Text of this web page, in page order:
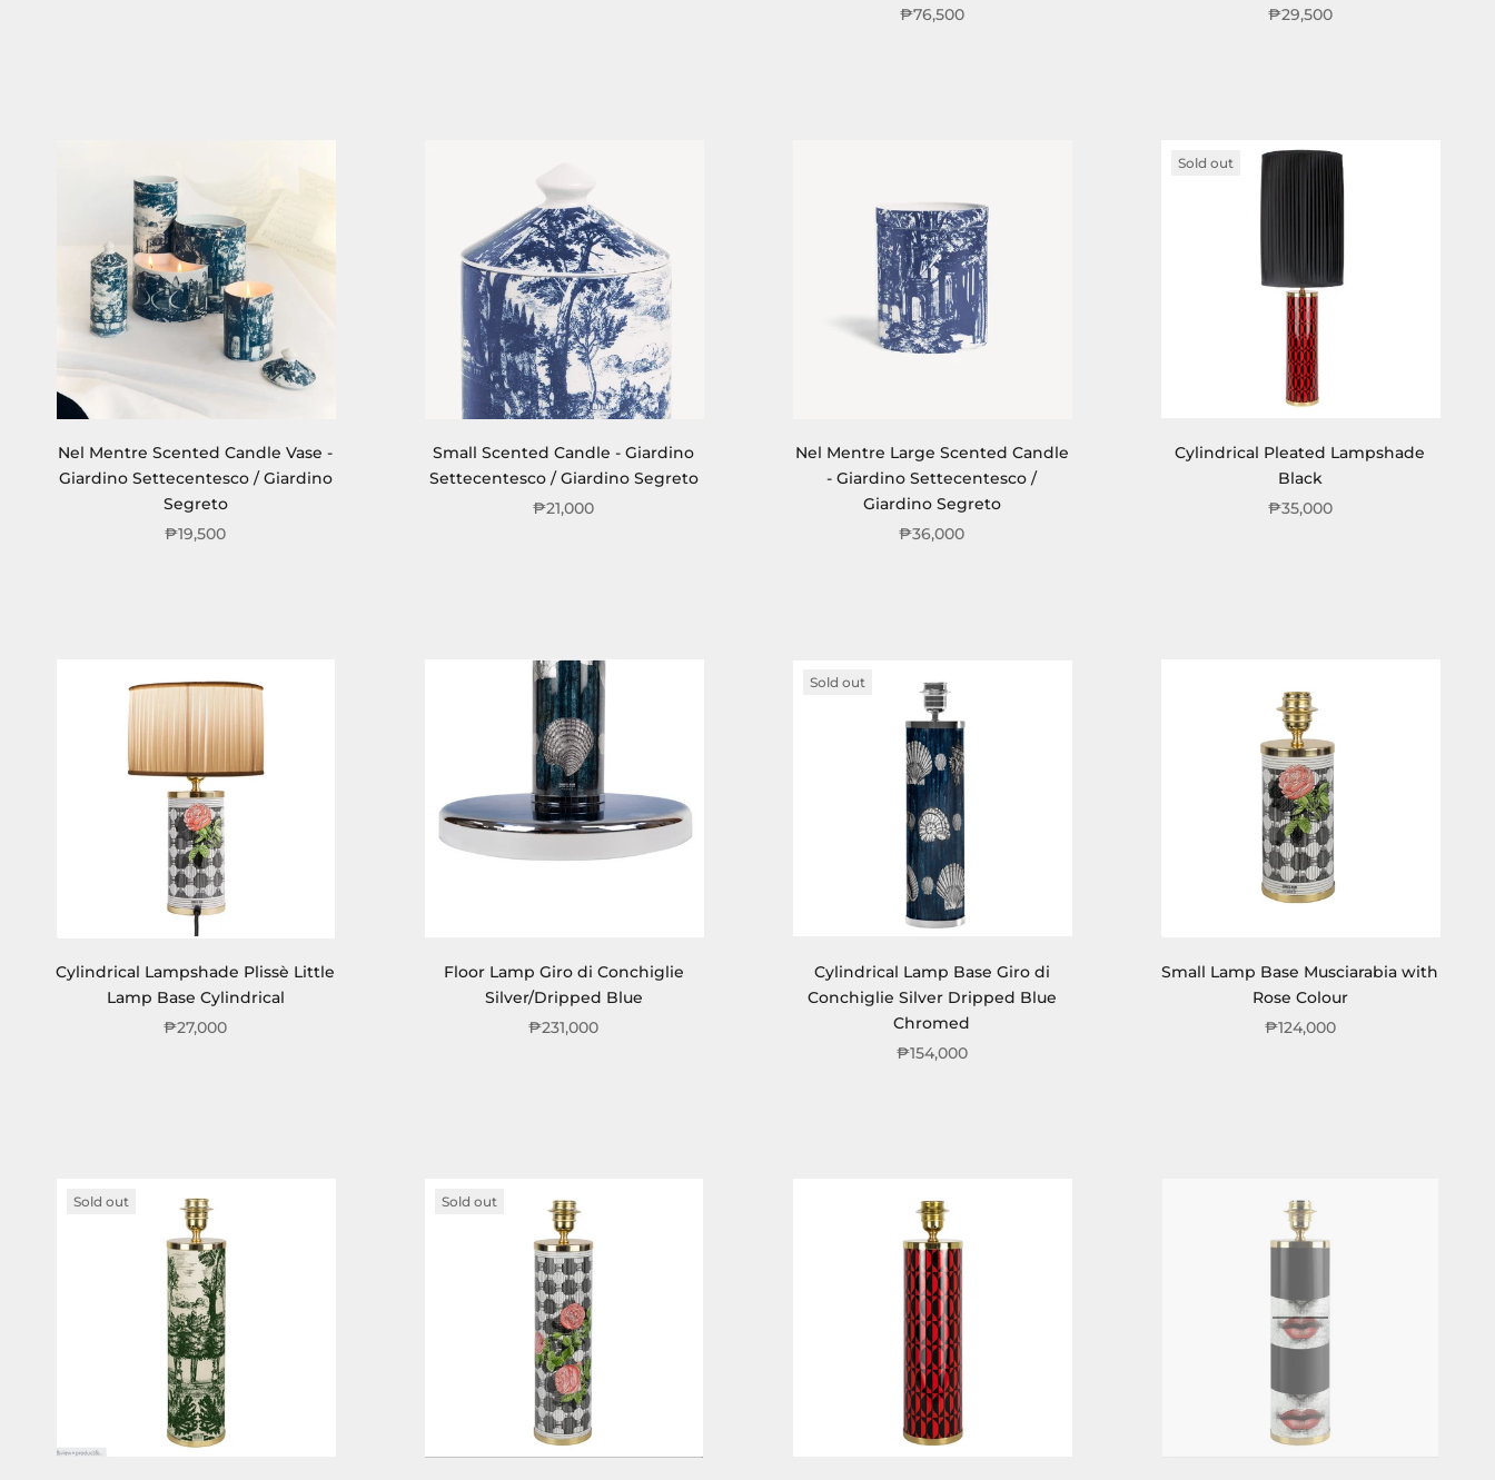
₱76,500
₱29,500
Nel Mentre Scented Candle Vase -
Giardino Settecentesco / Giardino
Segreto
₱19,500
Small Scented Candle - Giardino
Settecentesco / Giardino Segreto
₱21,000
Nel Mentre Large Scented Candle
- Giardino Settecentesco /
Giardino Segreto
₱36,000
Sold out
Cylindrical Pleated Lampshade
Black
₱35,000
Cylindrical Lampshade Plissè Little
Lamp Base Cylindrical
₱27,000
Floor Lamp Giro di Conchiglie
Silver/Dripped Blue
₱231,000
Sold out
Cylindrical Lamp Base Giro di
Conchiglie Silver Dripped Blue
Chromed
₱154,000
Small Lamp Base Musciarabia with
Rose Colour
₱124,000
Sold out Sold out